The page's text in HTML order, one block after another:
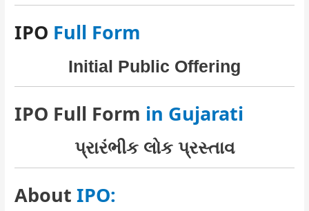
IPO Full Form
Initial Public Offering
IPO Full Form in Gujarati
પ્રારંભીક લોક પ્રસ્તાવ
About IPO: